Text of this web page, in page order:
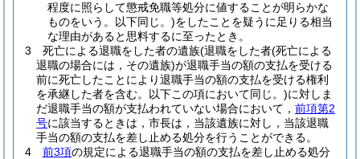
程度に照らして懲戒免職等処分に値することが明らかな
ものをいう。以下同じ。)をしたことを疑うに足りる相当
な理由があると思料するに至ったとき。
3
死亡による退職をした者の遺族(退職をした者(死亡による
退職の場合には，その遺族)が退職手当の額の支払を受ける
前に死亡したことにより退職手当の額の支払を受ける権利
を承継した者を含む。以下この項において同じ。)に対しま
だ退職手当の額が支払われていない場合において， 前項第2
号に該当するときは，市長は，当該遺族に対し，当該退職
手当の額の支払を差し止める処分を行うことができる。
4
前3項の規定による退職手当の額の支払を差し止める処分